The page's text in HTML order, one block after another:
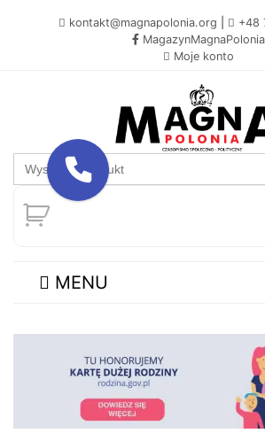
kontakt@magnapolonia.org +48
MagazynMagnaPolonia
Moje konto
Search
for:
MENU